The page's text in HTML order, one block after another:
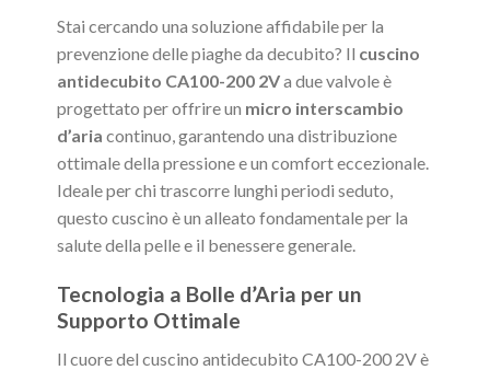
Stai cercando una soluzione affidabile per la
prevenzione delle piaghe da decubito? Il cuscino
antidecubito CA100-200 2Va due valvole è
progettato per offrire un micro interscambio
d’aria continuo, garantendo una distribuzione
ottimale della pressione e un comfort eccezionale.
Ideale per chi trascorre lunghi periodi seduto,
questo cuscino è un alleato fondamentale per la
salute della pelle e il benessere generale.
Tecnologia a Bolle d’Aria per un
Supporto Ottimale
Il cuore del cuscino antidecubito CA100-200 2V è